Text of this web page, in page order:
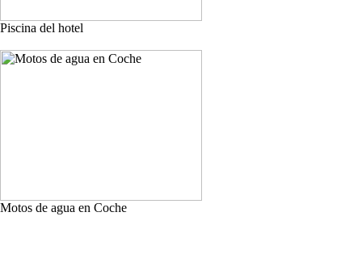
Piscina del hotel
Motos de agua en Coche